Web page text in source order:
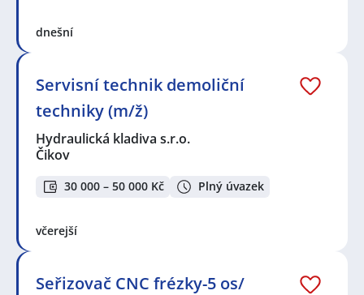
dnešní
Servisní technik demoliční
techniky (m/ž)
Hydraulická kladiva s.r.o.
Čikov
30 000 – 50 000 Kč Plný úvazek
včerejší
Seřizovač CNC frézky-5 os/